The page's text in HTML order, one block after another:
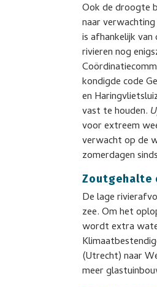
Ook de droogte
naar
is afhankelijk
rivieren nog
kondigde code
en
vast te houden.
voor extreem
verwacht op de
zomerdagen
Zoutgehalte
De lage
zee. Om het
wordt extra
(Utrecht) naar
meer